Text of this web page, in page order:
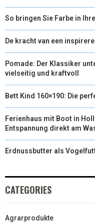
So bringen Sie Farbe in
De kracht van een
Pomade: Der Klassiker
vielseitig und kraftvoll
Bett Kind 160×190: Die
Ferienhaus mit Boot in
Entspannung direkt am
Erdnussbutter als
CATEGORIES
Agrarprodukte